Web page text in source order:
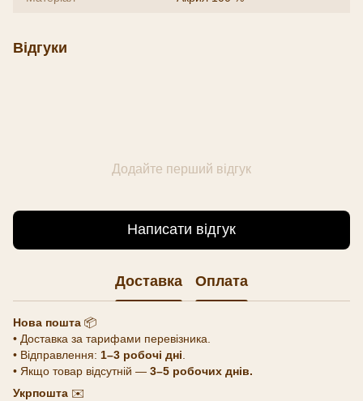
Відгуки
Додайте перший відгук
Написати відгук
Доставка Оплата
Нова пошта 📦
• Доставка за тарифами перевізника.
• Відправлення: 1–3 робочі дні
• Якщо товар відсутній — 3–5 робочих днів.
Укрпошта ✉️